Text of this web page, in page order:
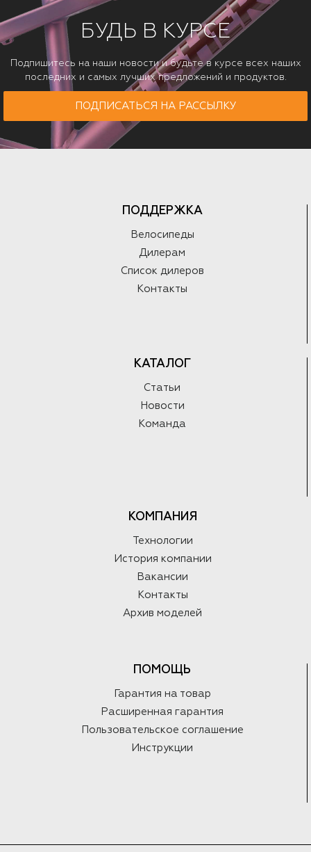
БУДЬ В КУРСЕ
Подпишитесь на наши новости и будьте в курсе всех наших
последних и самых лучших предложений и продуктов.
ПОДПИСАТЬСЯ НА РАССЫЛКУ
ПОДДЕРЖКА
Велосипеды
Дилерам
Список дилеров
Контакты
КАТАЛОГ
Статьи
Новости
Команда
КОМПАНИЯ
Технологии
История компании
Вакансии
Контакты
Архив моделей
ПОМОЩЬ
Гарантия на товар
Расширенная гарантия
Пользовательское соглашение
Инструкции